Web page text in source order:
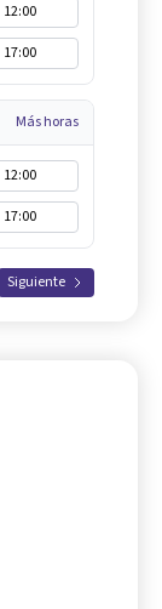
12:00
17:00
Más horas
12:00
17:00
Siguiente